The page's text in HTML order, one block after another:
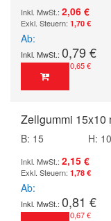
2,06 €
1,70 €
Ab
0,79 €
0,65 €
Zellgummi 15x10
B: 15
H: 10
2,15 €
1,78 €
Ab
0,81 €
0,67 €